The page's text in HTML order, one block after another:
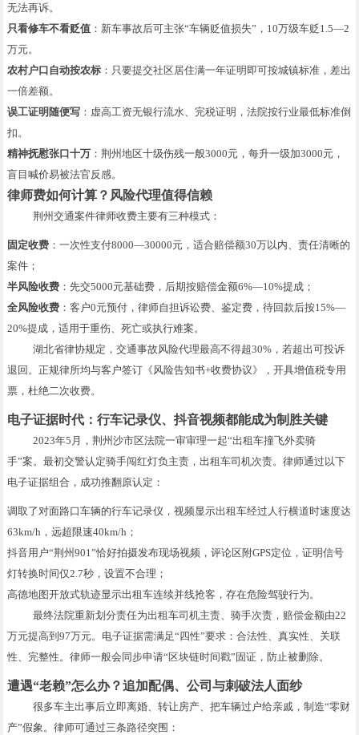
无法再诉。
只看修车不看贬值 ：新车事故后可主张“车辆贬值损失”，10万级车贬1.5—2
万元。
农村户口自动按农标 ：只要提交社区居住满一年证明即可按城镇标准，差出
一倍差额。
误工证明随便写 ：虚高工资无银行流水、完税证明，法院按行业最低标准倒
扣。
精神抚慰张口十万 ：荆州地区十级伤残一般3000元，每升一级加3000元，
盲目喊价易被法官反感。
律师费如何计算？风险代理值得信赖
荆州交通案件律师收费主要有三种模式：
固定收费 ：一次性支付8000—30000元，适合赔偿额30万以内、责任清晰的
案件；
半风险收费 ：先交5000元基础费，后期按赔偿金额6%—10%提成；
全风险收费 ：客户0元预付，律师自担诉讼费、鉴定费，待回款后按15%—
20%提成，适用于重伤、死亡或执行难案。
湖北省律协规定，交通事故风险代理最高不得超30%，若超出可投诉
退回。正规律所均与客户签订《风险告知书+收费协议》，开具增值税专用
票，杜绝二次收费。
电子证据时代：行车记录仪、抖音视频都能成为制胜关键
2023年5月，荆州沙市区法院一审审理一起“出租车撞飞外卖骑
手”案。最初交警认定骑手闯红灯负主责，出租车司机次责。律师通过以下
电子证据组合，成功推翻原认定：
调取了对面路口车辆的行车记录仪，视频显示出租车经过人行横道时速度达
63km/h，远超限速40km/h；
抖音用户“荆州901”恰好拍摄发布现场视频，评论区附GPS定位，证明信号
灯转换时间仅2.7秒，设置不合理；
高德地图开放式轨迹显示出租车连续并线抢客，存在危险驾驶行为。
最终法院重新划分责任为出租车司机主责、骑手次责，赔偿金额由22
万元提高到97万元。电子证据需满足“四性”要求：合法性、真实性、关联
性、完整性。律师一般会同步申请“区块链时间戳”固证，防止被删除。
遭遇“老赖”怎么办？追加配偶、公司与刺破法人面纱
很多车主出事后立即离婚、转让房产、把车辆过户给亲戚，制造“零财
产”假象。律师可通过三条路径突围：